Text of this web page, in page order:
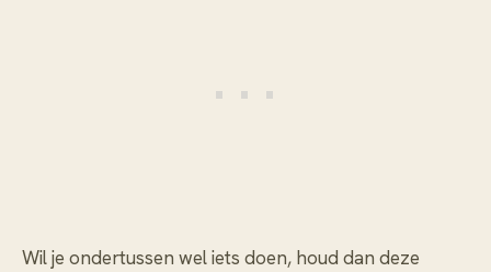
Wil je ondertussen wel iets doen, houd dan deze